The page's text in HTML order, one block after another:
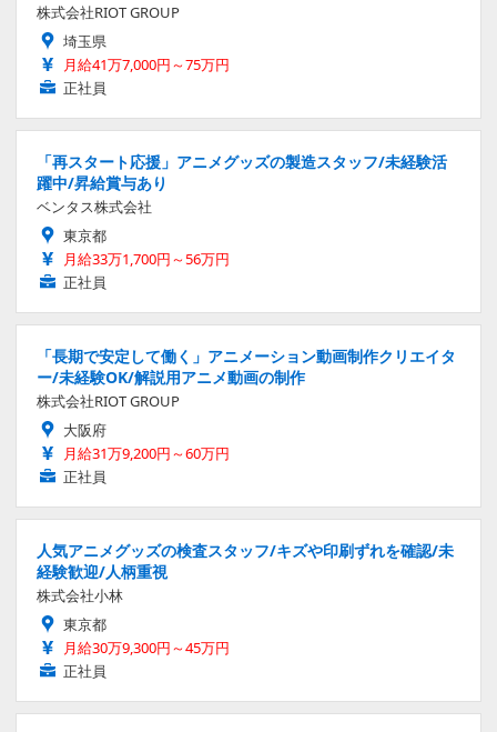
株式会社RIOT GROUP
埼玉県
月給41万7,000円～75万円
正社員
「再スタート応援」アニメグッズの製造スタッフ/未経験活
躍中/昇給賞与あり
ベンタス株式会社
東京都
月給33万1,700円～56万円
正社員
「長期で安定して働く」アニメーション動画制作クリエイタ
ー/未経験OK/解説用アニメ動画の制作
株式会社RIOT GROUP
大阪府
月給31万9,200円～60万円
正社員
人気アニメグッズの検査スタッフ/キズや印刷ずれを確認/未
経験歓迎/人柄重視
株式会社小林
東京都
月給30万9,300円～45万円
正社員